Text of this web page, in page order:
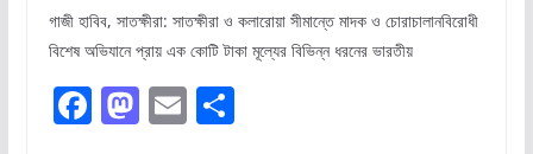
গাজী হাবিব, সাতক্ষীরা: সাতক্ষীরা ও কলারোয়া সীমান্তে মাদক ও চোরাচালানবিরোধী
বিশেষ অভিযানে প্রায় এক কোটি টাকা মূল্যের বিভিন্ন ধরনের ভারতীয়
F M E S